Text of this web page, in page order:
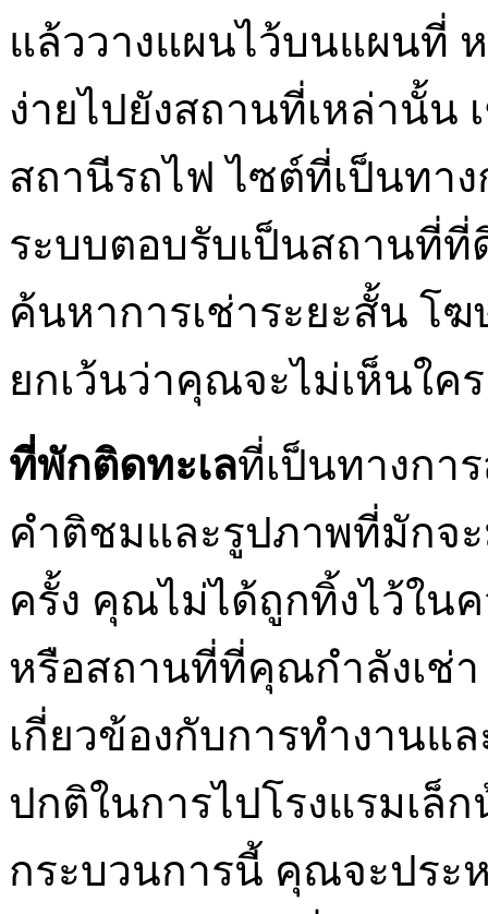
แล้ววางแผนไว้บนแผนที่
ง่ายไปยังสถานที่เหล่านั้น
สถานีรถไฟ ไซต์ที่เป็นทา
ระบบตอบรับเป็นสถานที่
ค้นหาการเช่าระยะสั้น โ
ยกเว้นว่าคุณจะไม่เห็นใค
ที่พักติดทะเลที่เป็นทางกา
คำติชมและรูปภาพที่มักจ
ครั้ง คุณไม่ได้ถูกทิ้งไว้ใน
หรือสถานที่ที่คุณกำลังเช่
เกี่ยวข้องกับการทำงานแ
ปกติในการไปโรงแรมเล็
กระบวนการนี้ คุณจะประ